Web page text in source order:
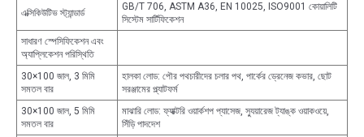
এক্সিকিউটিভ স্ট্যান্ডার্ড
GB/T 706, ASTM A36, EN 10025, ISO9001 কোয়ালিটি
সিস্টেম সার্টিফিকেশন
সাধারণ স্পেসিফিকেশন এবং
অ্যাপ্লিকেশন পরিস্থিতি
30×100 জাল, 3 মিমি
সমতল বার
হালকা লোড: পৌর পথচারীদের চলার পথ, পার্কের ড্রেনেজ কভার, ছোট
সরঞ্জামের প্ল্যাটফর্ম
30×100 জাল, 5 মিমি
সমতল বার
মাঝারি লোড: ফ্যাক্টরি ওয়ার্কশপ প্যাসেজ, স্যুয়ারেজ ট্যাঙ্ক ওয়াকওয়ে,
সিঁড়ি পাদদেশ